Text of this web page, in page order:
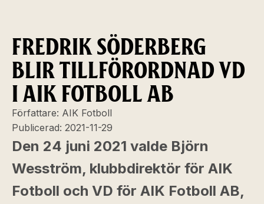
FREDRIK SÖDERBERG
BLIR TILLFÖRORDNAD VD
I AIK FOTBOLL AB
Författare: AIK Fotboll
Publicerad: 2021-11-29
Den 24 juni 2021 valde Björn
Wesström, klubbdirektör för AIK
Fotboll och VD för AIK Fotboll AB,